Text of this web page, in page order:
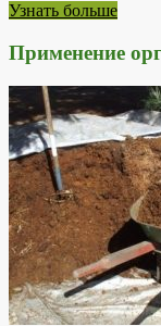
Узнать больше
Применение